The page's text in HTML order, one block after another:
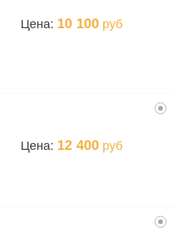
Цена: 10 100 руб
Цена: 12 400 руб